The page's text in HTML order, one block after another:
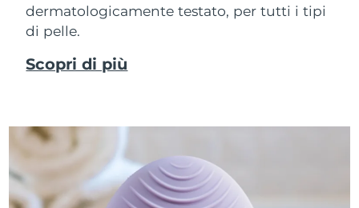
dermatologicamente testato, per tutti i tipi
di pelle.
Scopri di più